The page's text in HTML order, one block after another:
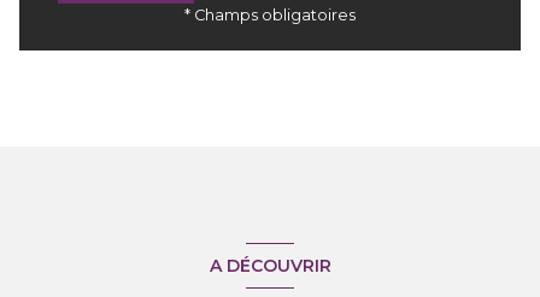
* Champs obligatoires
A DÉCOUVRIR